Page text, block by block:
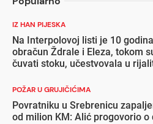
IZ HAN PIJESKA
Na Interpolovoj listi je 10
obračun Ždrale i Eleza, tokom
čuvati stoku, učestvovala u
POŽAR U GRUJIČIĆIMA
Povratniku u Srebrenicu
od milion KM: Alić progovorio